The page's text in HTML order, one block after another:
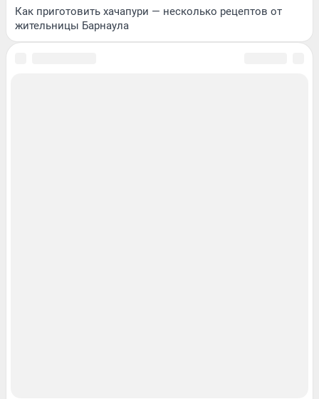
Как приготовить хачапури — несколько рецептов от
жительницы Барнаула